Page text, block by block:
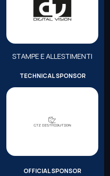
STAMPE E ALLESTIMENTI
TECHNICAL SPONSOR
OFFICIAL SPONSOR